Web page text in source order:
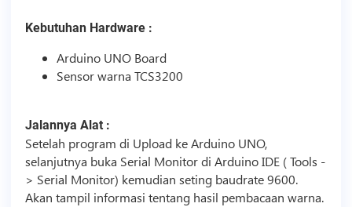
Kebutuhan Hardware :
Arduino UNO Board
Sensor warna TCS3200
Jalannya Alat :
Setelah program di Upload ke Arduino UNO,
selanjutnya buka Serial Monitor di Arduino IDE ( Tools -
> Serial Monitor) kemudian seting baudrate 9600.
Akan tampil informasi tentang hasil pembacaan warna.